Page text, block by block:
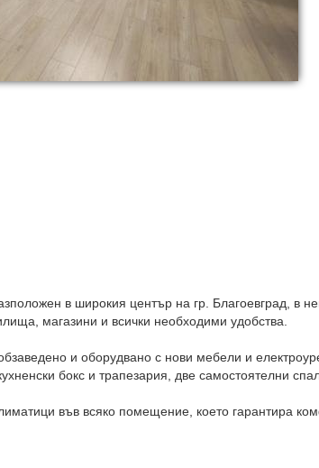
в широкия център на гр. Благоевград, в
магазини и всички необходими удобства.
и оборудвано с нови мебели и
бокс и трапезария, две самостоятелни
във всяко помещение, което гарантира